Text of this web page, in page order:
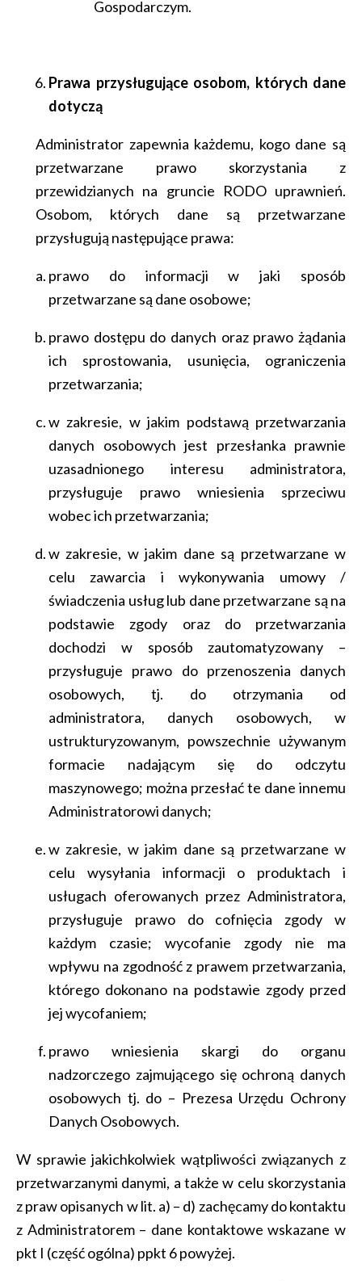
Gospodarczym.
Prawa przysługujące osobom, których dane
dotyczą
Administrator zapewnia każdemu, kogo dane są
przetwarzane prawo skorzystania z
przewidzianych na gruncie RODO uprawnień.
Osobom, których dane są przetwarzane
przysługują następujące prawa:
prawo do informacji w jaki sposób
przetwarzane są dane osobowe;
prawo dostępu do danych oraz prawo żądania
ich sprostowania, usunięcia, ograniczenia
przetwarzania;
w zakresie, w jakim podstawą przetwarzania
danych osobowych jest przesłanka prawnie
uzasadnionego interesu administratora,
przysługuje prawo wniesienia sprzeciwu
wobec ich przetwarzania;
w zakresie, w jakim dane są przetwarzane w
celu zawarcia i wykonywania umowy /
świadczenia usług lub dane przetwarzane są na
podstawie zgody oraz do przetwarzania
dochodzi w sposób zautomatyzowany –
przysługuje prawo do przenoszenia danych
osobowych, tj. do otrzymania od
administratora, danych osobowych, w
ustrukturyzowanym, powszechnie używanym
formacie nadającym się do odczytu
maszynowego; można przesłać te dane innemu
Administratorowi danych;
w zakresie, w jakim dane są przetwarzane w
celu wysyłania informacji o produktach i
usługach oferowanych przez Administratora,
przysługuje prawo do cofnięcia zgody w
każdym czasie; wycofanie zgody nie ma
wpływu na zgodność z prawem przetwarzania,
którego dokonano na podstawie zgody przed
jej wycofaniem;
prawo wniesienia skargi do organu
nadzorczego zajmującego się ochroną danych
osobowych tj. do – Prezesa Urzędu Ochrony
Danych Osobowych.
W sprawie jakichkolwiek wątpliwości związanych z
przetwarzanymi danymi, a także w celu skorzystania
z praw opisanych w lit. a) – d) zachęcamy do kontaktu
z Administratorem – dane kontaktowe wskazane w
pkt I (część ogólna) ppkt 6 powyżej.